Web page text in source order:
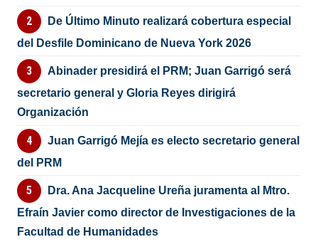
De Último Minuto realizará cobertura especial
del Desfile Dominicano de Nueva York 2026
Abinader presidirá el PRM; Juan Garrigó será
secretario general y Gloria Reyes dirigirá
Organización
Juan Garrigó Mejía es electo secretario general
del PRM
Dra. Ana Jacqueline Ureña juramenta al Mtro.
Efraín Javier como director de Investigaciones de la
Facultad de Humanidades